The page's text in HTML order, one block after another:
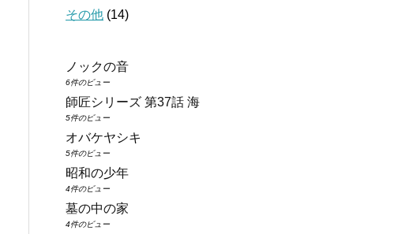
その他 (14)
ノックの音
6件のビュー
師匠シリーズ 第37話 海
5件のビュー
オバケヤシキ
5件のビュー
昭和の少年
4件のビュー
墓の中の家
4件のビュー